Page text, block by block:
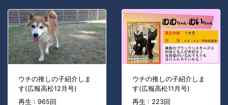
ウチの推しの子紹介しま
す(広報高松12月号)
再生 : 965回
ウチの推しの子紹介しま
す(広報高松11月号)
再生 : 223回